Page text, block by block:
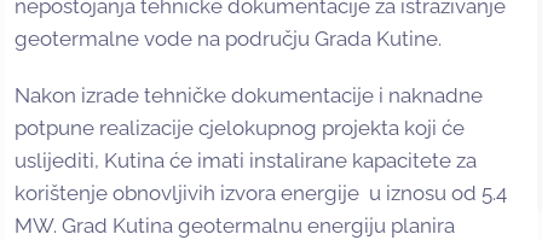
nepostojanja tehničke dokumentacije za istraživanje
geotermalne vode na području Grada Kutine.
Nakon izrade tehničke dokumentacije i naknadne
potpune realizacije cjelokupnog projekta koji će
uslijediti, Kutina će imati instalirane kapacitete za
korištenje obnovljivih izvora energije u iznosu od 5.4
MW. Grad Kutina geotermalnu energiju planira